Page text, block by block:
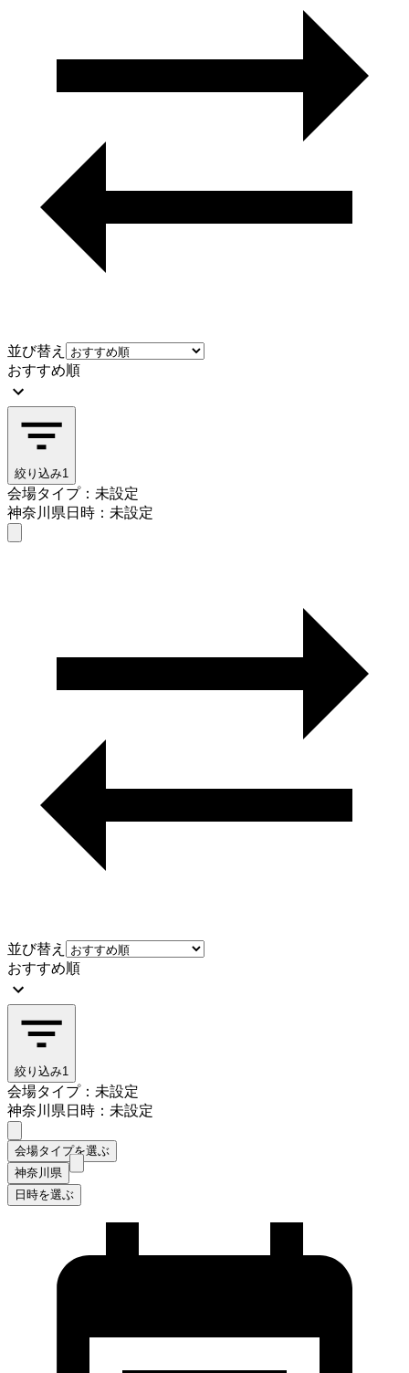
並び替え
おすすめ順
絞り込み1
会場タイプ：未設定
神奈川県日時：未設定
並び替え
おすすめ順
絞り込み1
会場タイプ：未設定
神奈川県日時：未設定
会場タイプを選ぶ
神奈川県
日時を選ぶ